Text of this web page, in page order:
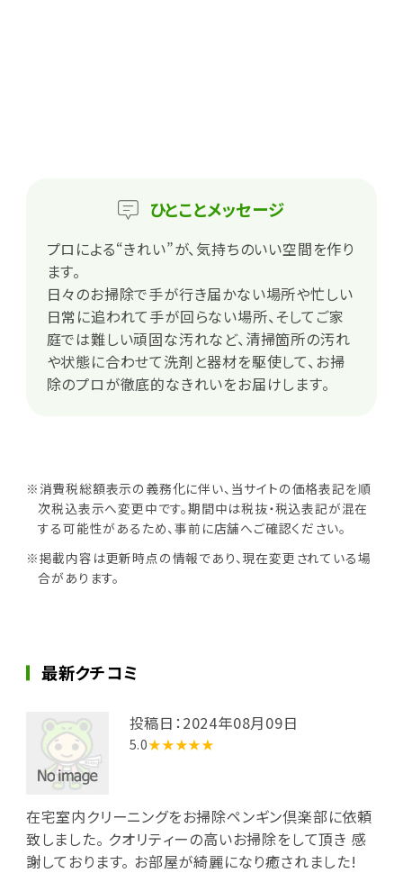
ひとことメッセージ
プロによる“きれい”が、気持ちのいい空間を作り
ます。
日々のお掃除で手が行き届かない場所や忙しい
日常に追われて手が回らない場所、そしてご家
庭では難しい頑固な汚れなど、清掃箇所の汚れ
や状態に合わせて洗剤と器材を駆使して、お掃
除のプロが徹底的なきれいをお届けします。
※消費税総額表示の義務化に伴い、当サイトの価格表記を順
次税込表示へ変更中です。期間中は税抜・税込表記が混在
する可能性があるため、事前に店舗へご確認ください。
※掲載内容は更新時点の情報であり、現在変更されている場
合があります。
最新クチコミ
投稿日：2024年08月09日
5.0★★★★★
在宅室内クリーニングをお掃除ペンギン倶楽部に依頼
致しました。 クオリティーの高いお掃除をして頂き 感
謝しております。 お部屋が綺麗になり癒されました!